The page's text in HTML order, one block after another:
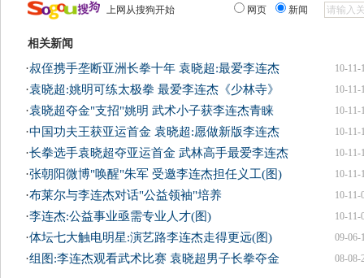
上网从搜狗开始 网页 新闻
相关新闻
10-11-
·叔侄携手垄断亚洲长拳十年 袁晓超:最爱李连杰
10-11-
·袁晓超:姚明可练太极拳 最爱李连杰《少林寺》
10-11-
·袁晓超夺金"支招"姚明 武术小子获李连杰青睐
10-11-
·中国功夫王获亚运首金 袁晓超:愿做新版李连杰
10-11-
·长拳选手袁晓超夺亚运首金 武林高手最爱李连杰
10-11-
·张朝阳微博"唤醒"朱军 受邀李连杰担任义工(图)
10-11-
·布莱尔与李连杰对话"公益领袖"培养
10-11-
·李连杰:公益事业亟需专业人才(图)
09-06-
·体坛七大触电明星:演艺路李连杰走得更远(图)
08-08-
·组图:李连杰观看武术比赛 袁晓超男子长拳夺金